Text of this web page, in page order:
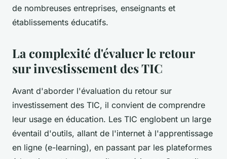
de nombreuses entreprises, enseignants et
établissements éducatifs.
La complexité d'évaluer le retour
sur investissement des TIC
Avant d'aborder l'évaluation du retour sur
investissement des TIC, il convient de comprendre
leur usage en éducation. Les TIC englobent un large
éventail d'outils, allant de l'internet à l'apprentissage
en ligne (e-learning), en passant par les plateformes